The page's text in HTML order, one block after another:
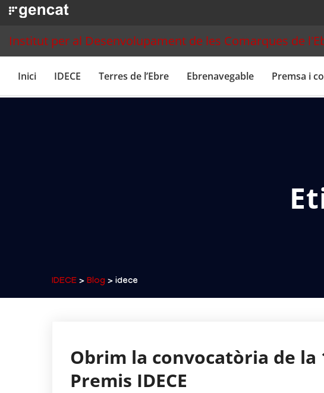
Institut per al Desenvolupament de les Comarques de
Inici IDECE Terres de l’Ebre Ebrenavegable Premsa i
IDECE > Blog > idece
Obrim la convocatòria de la
Premis IDECE